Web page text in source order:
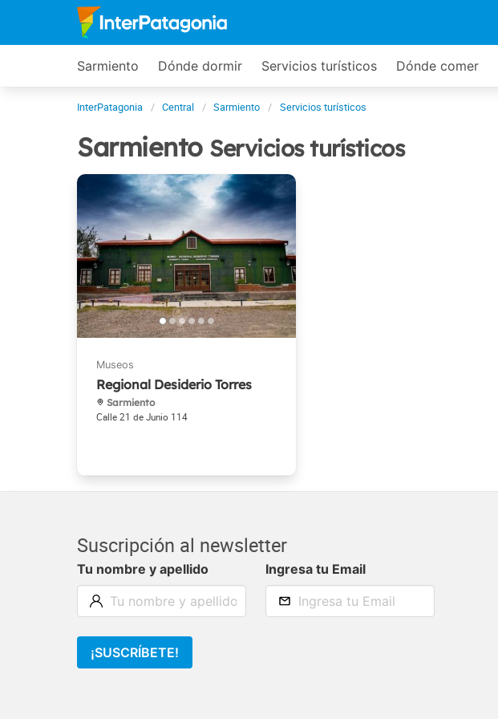
Sarmiento Dónde dormir Servicios turísticos Dónde comer
InterPatagonia Central Sarmiento Servicios turísticos
Sarmiento Servicios turísticos
Regional Desiderio Torres
Sarmiento
Calle 21 de Junio 114
Suscripción al newsletter
Tu nombre y apellido Ingresa tu Email
¡SUSCRÍBETE!